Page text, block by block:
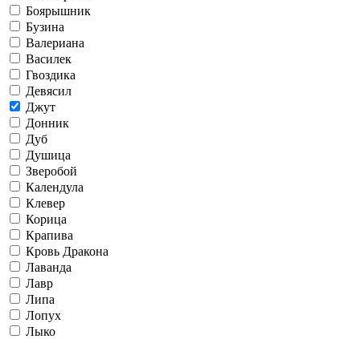
Боярышник
Бузина
Валериана
Василек
Гвоздика
Девясил
Джут
Донник
Дуб
Душица
Зверобой
Календула
Клевер
Корица
Крапива
Кровь Дракона
Лаванда
Лавр
Липа
Лопух
Лыко